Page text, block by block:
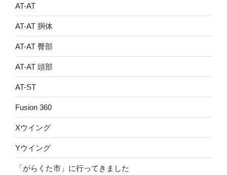
AT-AT
AT-AT 胴体
AT-AT 臀部
AT-AT 頭部
AT-ST
Fusion 360
Xウイング
Yウイング
「がらくた市」に行ってきました